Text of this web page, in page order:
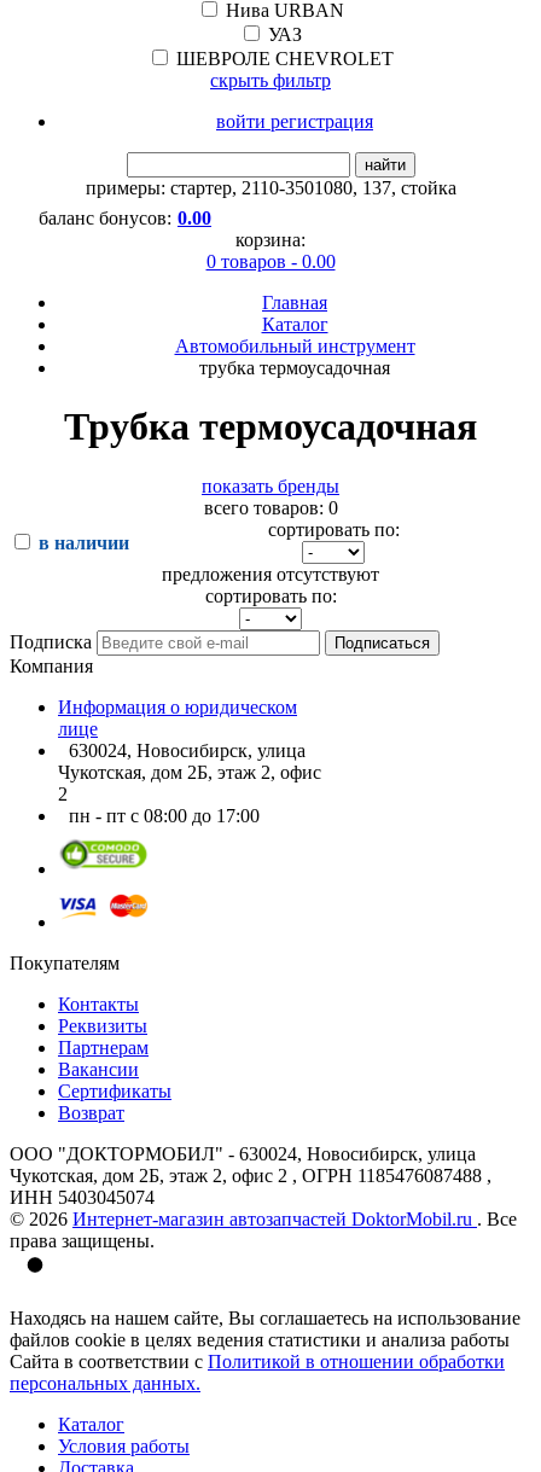
Нива URBAN
УАЗ
ШЕВРОЛЕ CHEVROLET
скрыть фильтр
войти регистрация
найти
примеры: стартер, 2110-3501080, 137, стойка
баланс бонусов: 0.00
корзина:
0 товаров - 0.00
Главная
Каталог
Автомобильный инструмент
трубка термоусадочная
Трубка термоусадочная
показать бренды
всего товаров: 0
в наличии
сортировать по:
предложения отсутствуют
сортировать по:
Подписка Подписаться
Компания
Информация о юридическом
лице
630024, Новосибирск, улица
Чукотская, дом 2Б, этаж 2, офис
2
пн - пт с 08:00 до 17:00
Покупателям
Контакты
Реквизиты
Партнерам
Вакансии
Сертификаты
Возврат
ООО "ДОКТОРМОБИЛ" - 630024, Новосибирск, улица
Чукотская, дом 2Б, этаж 2, офис 2 , ОГРН 1185476087488 ,
ИНН 5403045074
© 2026 Интернет-магазин автозапчастей DoktorMobil.ru . Все
права защищены.
Находясь на нашем сайте, Вы соглашаетесь на использование
файлов cookie в целях ведения статистики и анализа работы
Сайта в соответствии с Политикой в отношении обработки
персональных данных.
Каталог
Условия работы
Доставка